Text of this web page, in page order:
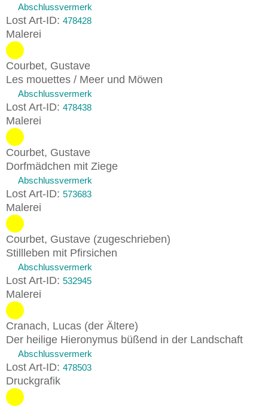
Abschlussvermerk
Lost Art-ID: 478428
Malerei
Courbet, Gustave
Les mouettes / Meer und Möwen
Abschlussvermerk
Lost Art-ID: 478438
Malerei
Courbet, Gustave
Dorfmädchen mit Ziege
Abschlussvermerk
Lost Art-ID: 573683
Malerei
Courbet, Gustave (zugeschrieben)
Stillleben mit Pfirsichen
Abschlussvermerk
Lost Art-ID: 532945
Malerei
Cranach, Lucas (der Ältere)
Der heilige Hieronymus büßend in der Landschaft
Abschlussvermerk
Lost Art-ID: 478503
Druckgrafik